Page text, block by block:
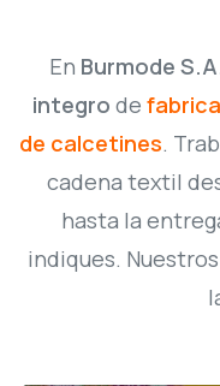
En Burmode
integro de
de calcetines.
cadena textil
hasta la
indiques.